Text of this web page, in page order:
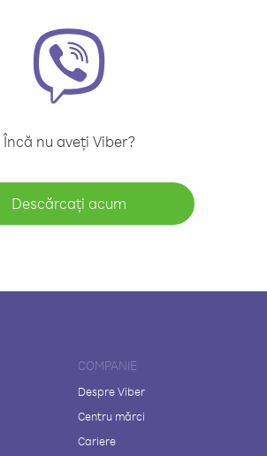
Încă nu aveți Viber?
Descărcați acum
COMPANIE
Despre Viber
Centru mărci
Cariere